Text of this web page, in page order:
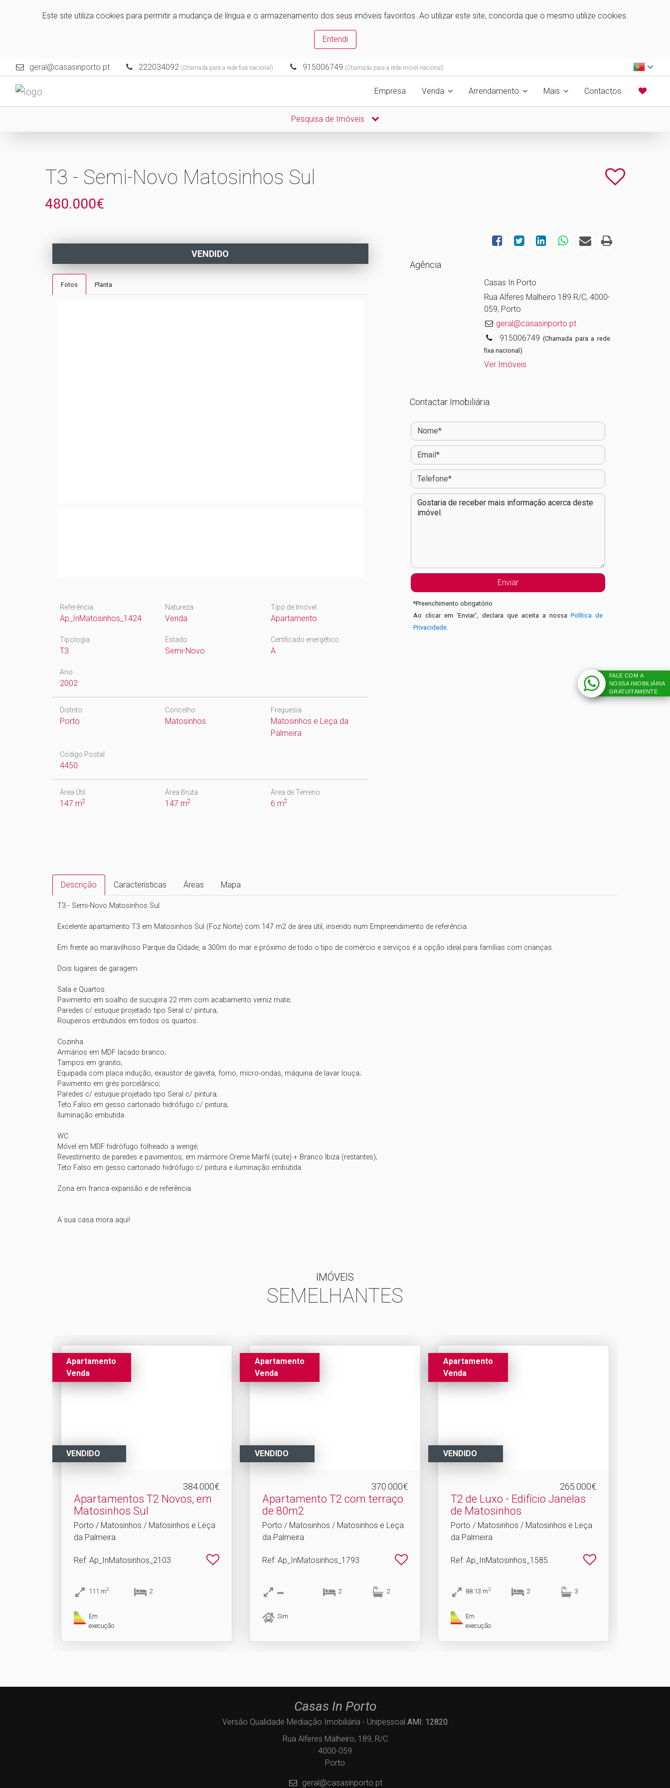
Este site utiliza cookies para permitir a mudança de língua e o armazenamento dos seus imóveis favoritos. Ao utilizar este site, concorda que o mesmo utilize cookies.
Entendi
geral@casasinporto.pt 222034092 (Chamada para a rede fixa nacional) 915006749 (Chamada para a rede móvel nacional)
Empresa Venda Arrendamento Mais Contactos
Pesquisa de Imóveis
T3 - Semi-Novo Matosinhos Sul
480.000€
VENDIDO
Fotos Planta
Referência
Ap_InMatosinhos_1424
Natureza
Venda
Tipo de Imóvel
Apartamento
Tipologia
T3
Estado
Semi-Novo
Certificado energético
A
Ano
2002
Distrito
Porto
Concelho
Matosinhos
Freguesia
Matosinhos e Leça da
Palmeira
Código Postal
4450
Área Útil
147 m2
Área Bruta
147 m2
Área de Terreno
6 m2
Agência
Casas In Porto
Rua Alferes Malheiro 189 R/C, 4000-
059, Porto
geral@casasinporto.pt
915006749 (Chamada para a rede
fixa nacional)
Ver Imóveis
Contactar Imobiliária
*Preenchimento obrigatório
Ao clicar em 'Enviar', declara que aceita a nossaPolítica de
Privacidade.
Descrição Características Áreas Mapa
T3 - Semi-Novo Matosinhos Sul
Excelente apartamento T3 em Matosinhos Sul (Foz Norte) com 147 m2 de área útil, inserido num Empreendimento de referência.
Em frente ao maravilhoso Parque da Cidade, a 300m do mar e próximo de todo o tipo de comércio e serviços é a opção ideal para famílias com crianças.
Dois lugares de garagem.
Sala e Quartos
Pavimento em soalho de sucupira 22 mm com acabamento verniz mate;
Paredes c/ estuque projetado tipo Seral c/ pintura;
Roupeiros embutidos em todos os quartos.
Cozinha
Armários em MDF lacado branco;
Tampos em granito;
Equipada com placa indução, exaustor de gaveta, forno, micro-ondas, máquina de lavar louça;
Pavimento em grés porcelânico;
Paredes c/ estuque projetado tipo Seral c/ pintura;
Teto Falso em gesso cartonado hidrófugo c/ pintura;
Iluminação embutida.
WC
Móvel em MDF hidrófugo folheado a wengé;
Revestimento de paredes e pavimentos, em mármore Creme Marfil (suite) + Branco Ibiza (restantes);
Teto Falso em gesso cartonado hidrófugo c/ pintura e iluminação embutida.
Zona em franca expansão e de referência.
A sua casa mora aqui!
IMÓVEIS
SEMELHANTES
Apartamento
Venda
VENDIDO
384.000€
Apartamentos T2 Novos, em
Matosinhos Sul
Porto / Matosinhos / Matosinhos e Leça
da Palmeira
Ref: Ap_InMatosinhos_2103
111 m2 2
Em
execução
Apartamento
Venda
VENDIDO
370.000€
Apartamento T2 com terraço
de 80m2
Porto / Matosinhos / Matosinhos e Leça
da Palmeira
Ref: Ap_InMatosinhos_1793
2 2
Sim
Apartamento
Venda
VENDIDO
265.000€
T2 de Luxo - Edifício Janelas
de Matosinhos
Porto / Matosinhos / Matosinhos e Leça
da Palmeira
Ref: Ap_InMatosinhos_1585
88.13 m2 2 3
Em
execução
Casas In Porto
Versão Qualidade Mediação Imobiliária - Unipessoal AMI: 12820
Rua Alferes Malheiro, 189, R/C
4000-059
Porto
geral@casasinporto.pt
FALE COM A
NOSSA IMOBILIÁRIA
GRATUITAMENTE